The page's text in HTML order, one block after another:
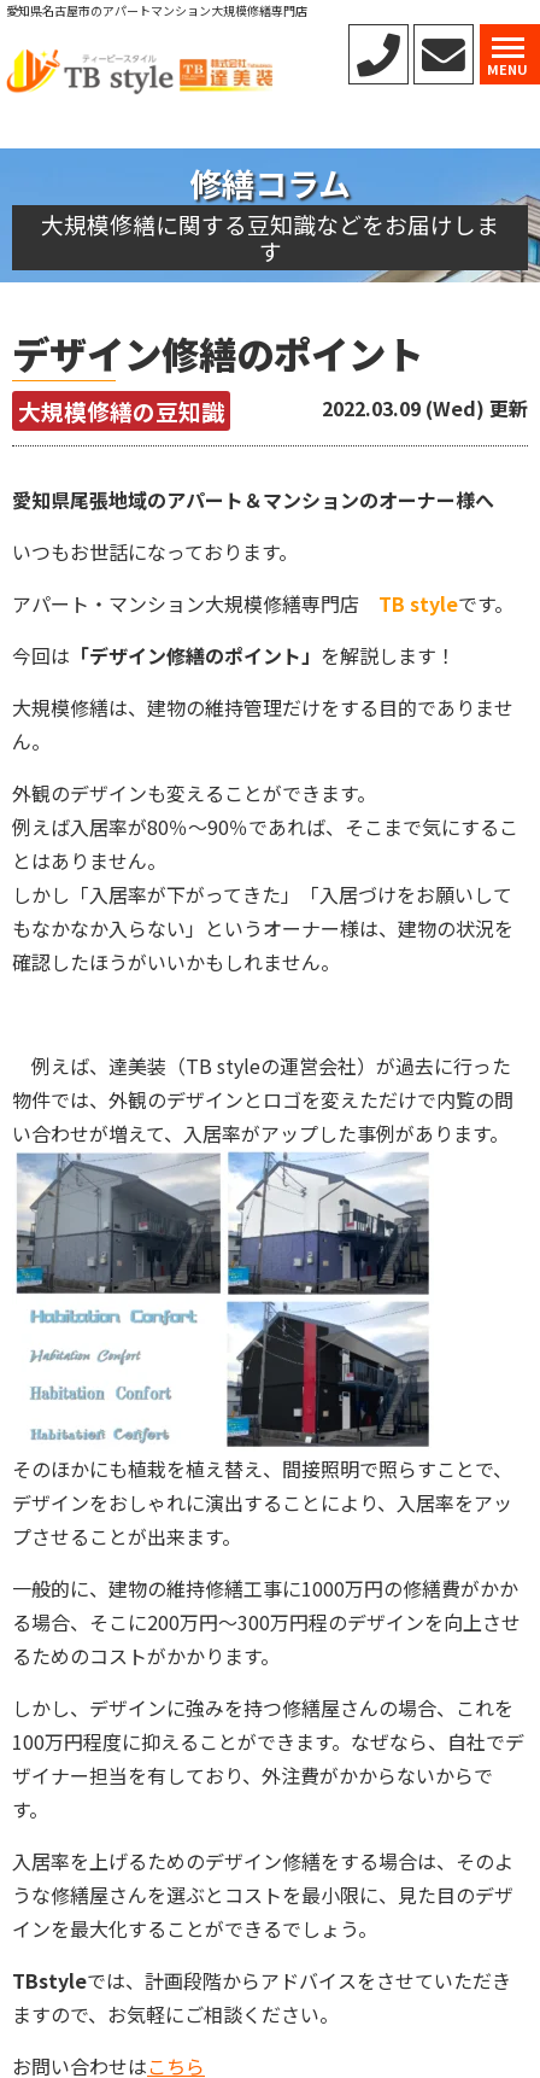
MENU
愛知県名古屋市のアパートマンション大規模修繕専門店
修繕コラム
大規模修繕に関する豆知識などをお届けしま
す
デザイン修繕のポイント
大規模修繕の豆知識 2022.03.09 (Wed) 更新
愛知県尾張地域のアパート＆マンションのオーナー様へ
いつもお世話になっております。
アパート・マンション大規模修繕専門店 TB styleです。
今回は 「デザイン修繕のポイント」 を解説します！
大規模修繕は、建物の維持管理だけをする目的でありませ
ん。
外観のデザインも変えることができます。
例えば入居率が80％～90％であれば、そこまで気にするこ
とはありません。
しかし「入居率が下がってきた」「入居づけをお願いして
もなかなか入らない」というオーナー様は、建物の状況を
確認したほうがいいかもしれません。
例えば、達美装（TB styleの運営会社）が過去に行った
物件では、外観のデザインとロゴを変えただけで内覧の問
い合わせが増えて、入居率がアップした事例があります。
そのほかにも植栽を植え替え、間接照明で照らすことで、
デザインをおしゃれに演出することにより、入居率をアッ
プさせることが出来ます。
一般的に、建物の維持修繕工事に1000万円の修繕費がかか
る場合、そこに200万円～300万円程のデザインを向上させ
るためのコストがかかります。
しかし、デザインに強みを持つ修繕屋さんの場合、これを
100万円程度に抑えることができます。なぜなら、自社でデ
ザイナー担当を有しており、外注費がかからないからで
す。
入居率を上げるためのデザイン修繕をする場合は、そのよ
うな修繕屋さんを選ぶとコストを最小限に、見た目のデザ
インを最大化することができるでしょう。
TBstyleでは、計画段階からアドバイスをさせていただき
ますので、お気軽にご相談ください。
お問い合わせはこちら